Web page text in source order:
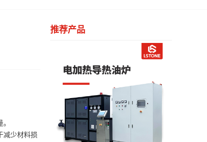
减少材料损
推荐产品